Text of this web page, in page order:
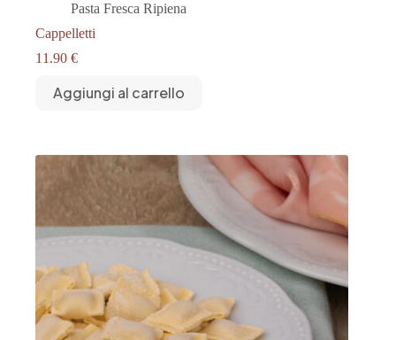
Pasta Fresca Ripiena
Cappelletti
11.90 €
Aggiungi al carrello